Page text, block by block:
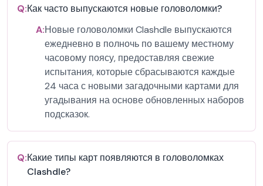
Q:Как часто выпускаются новые головоломки?
A:Новые головоломки Clashdle выпускаются
ежедневно в полночь по вашему местному
часовому поясу, предоставляя свежие
испытания, которые сбрасываются каждые
24 часа с новыми загадочными картами для
угадывания на основе обновленных наборов
подсказок.
Q:Какие типы карт появляются в головоломках
Clashdle?